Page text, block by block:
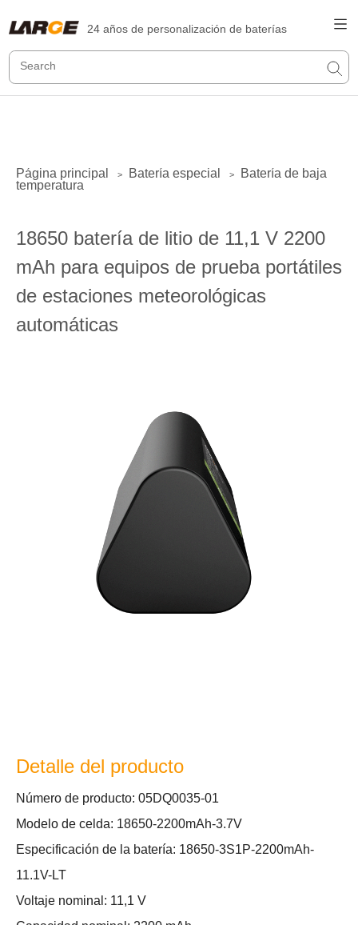
24 años de personalización de baterías
Página principal > Batería especial >
Batería de baja
temperatura
18650 batería de litio de 11,1 V 2200
mAh para equipos de prueba portátiles
de estaciones meteorológicas
automáticas
Detalle del producto
Número de producto: 05DQ0035-01
Modelo de celda: 18650-2200mAh-3.7V
Especificación de la batería: 18650-3S1P-2200mAh-
11.1V-LT
Voltaje nominal: 11,1 V